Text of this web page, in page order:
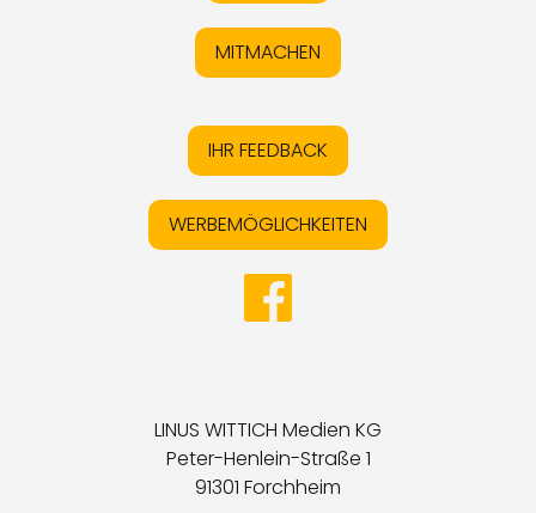
MITMACHEN
IHR FEEDBACK
WERBEMÖGLICHKEITEN
LINUS WITTICH Medien KG
Peter-Henlein-Straße 1
91301 Forchheim